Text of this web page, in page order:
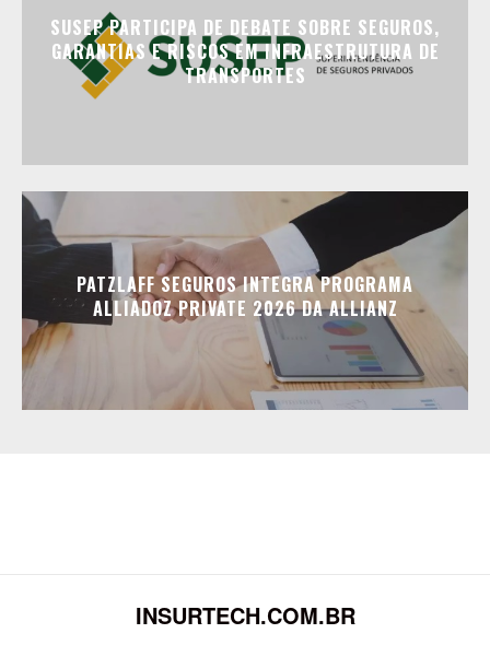
SUSEP PARTICIPA DE DEBATE SOBRE SEGUROS,
GARANTIAS E RISCOS EM INFRAESTRUTURA DE
TRANSPORTES
PATZLAFF SEGUROS INTEGRA PROGRAMA
ALLIADOZ PRIVATE 2026 DA ALLIANZ
INSURTECH.COM.BR